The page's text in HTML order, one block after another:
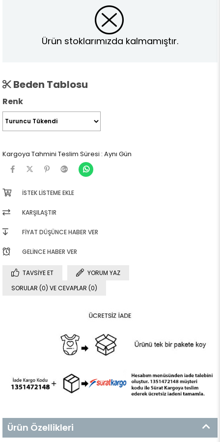
Ürün stoklarımızda kalmamıştır.
Beden Tablosu
Renk
Kargoya Tahmini Teslim Süresi : Aynı Gün
İSTEK LISTEME EKLE
KARŞILAŞTIR
FIYAT DÜŞÜNCE HABER VER
GELINCE HABER VER
TAVSIYE ET
YORUM YAZ
SORULAR (0) VE CEVAPLAR (0)
Ürün Özellikleri